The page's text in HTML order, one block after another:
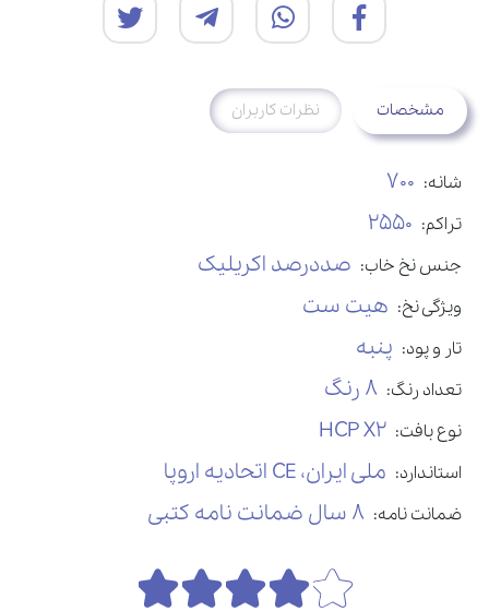
مشخصات نظرات کاربران
شانه: 700
تراکم: 2550
جنس نخ خاب: صددرصد اکریلیک
ویژگی نخ: هیت ست
تار و پود: پنبه
تعداد رنگ: 8 رنگ
نوع بافت: HCP X2
استاندارد: ملی ایران، CE اتحادیه اروپا
ضمانت نامه: 8 سال ضمانت نامه کتبی